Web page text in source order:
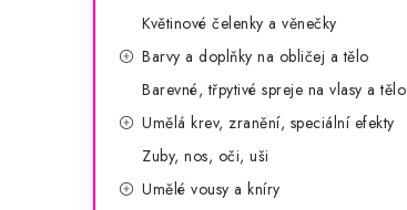
Květinové čelenky a věnečky
Barvy a doplňky na obličej a tělo
Barevné, třpytivé spreje na vlasy a tělo
Umělá krev, zranění, speciální efekty
Zuby, nos, oči, uši
Umělé vousy a kníry